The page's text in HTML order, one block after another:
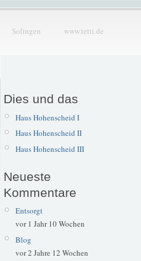
Solingen www.tetti.de
Dies und das
Haus Hohenscheid I
Haus Hohenscheid II
Haus Hohenscheid III
Neueste
Kommentare
Entsorgt
vor 1 Jahr 10 Wochen
Blog
vor 2 Jahre 12 Wochen